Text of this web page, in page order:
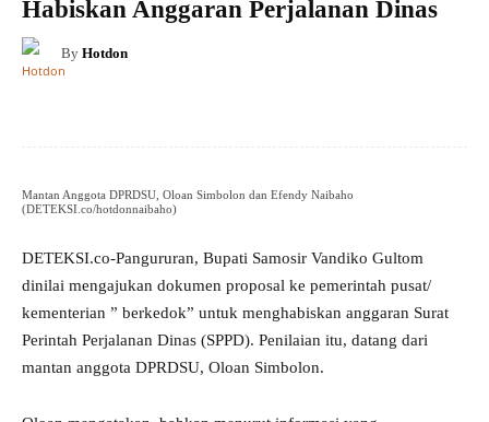
Habiskan Anggaran Perjalanan Dinas
By Hotdon
Mantan Anggota DPRDSU, Oloan Simbolon dan Efendy Naibaho
(DETEKSI.co/hotdonnaibaho)
DETEKSI.co-Pangururan, Bupati Samosir Vandiko Gultom
dinilai mengajukan dokumen proposal ke pemerintah pusat/
kementerian ” berkedok” untuk menghabiskan anggaran Surat
Perintah Perjalanan Dinas (SPPD). Penilaian itu, datang dari
mantan anggota DPRDSU, Oloan Simbolon.